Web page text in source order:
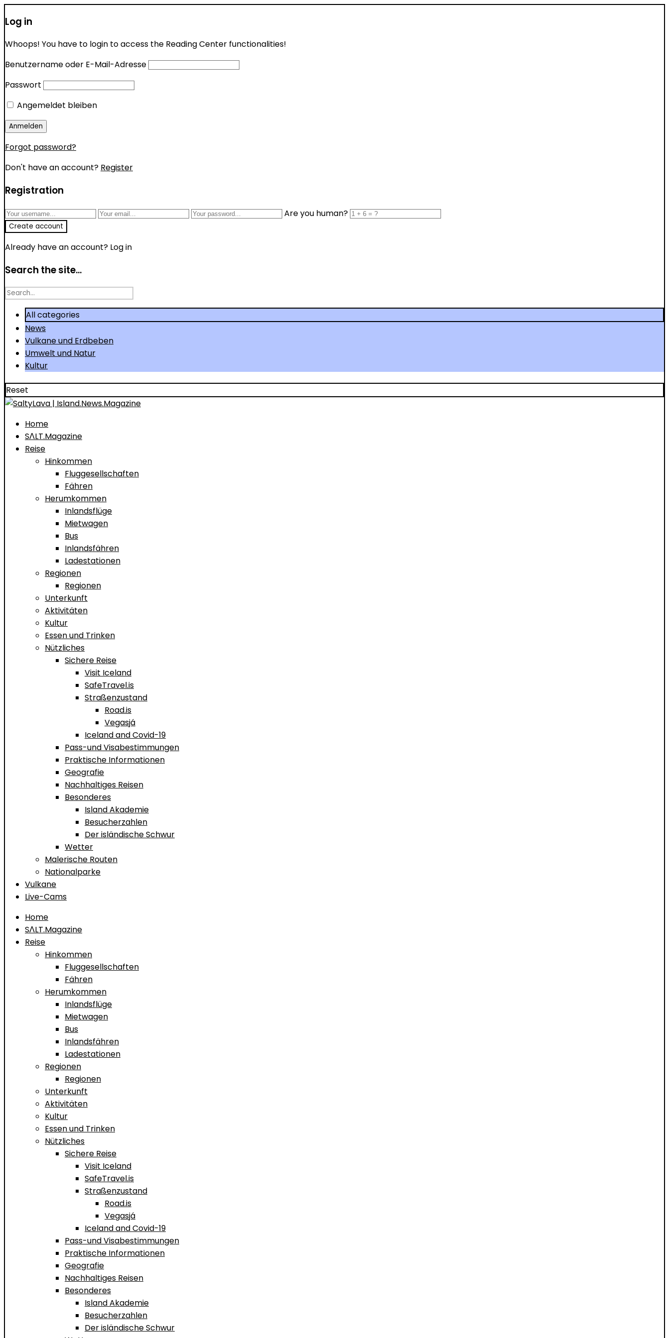
Log in
Whoops! You have to login to access the Reading Center functionalities!
Benutzername oder E-Mail-Adresse
Passwort
Angemeldet bleiben
Forgot password?
Don't have an account? Register
Registration
Are you human?
Already have an account? Log in
Search the site...
Search
All categories
News
Vulkane und Erdbeben
Umwelt und Natur
Kultur
Reset
Home
SΛLT.Magazine
Reise
Hinkommen
Fluggesellschaften
Fähren
Herumkommen
Inlandsflüge
Mietwagen
Bus
Inlandsfähren
Ladestationen
Regionen
Regionen
Unterkunft
Aktivitäten
Kultur
Essen und Trinken
Nützliches
Sichere Reise
Visit Iceland
SafeTravel.is
Straßenzustand
Road.is
Vegasjá
Iceland and Covid-19
Pass-und Visabestimmungen
Praktische Informationen
Geografie
Nachhaltiges Reisen
Besonderes
Island Akademie
Besucherzahlen
Der isländische Schwur
Wetter
Malerische Routen
Nationalparke
Vulkane
Live-Cams
Home
SΛLT.Magazine
Reise
Hinkommen
Fluggesellschaften
Fähren
Herumkommen
Inlandsflüge
Mietwagen
Bus
Inlandsfähren
Ladestationen
Regionen
Regionen
Unterkunft
Aktivitäten
Kultur
Essen und Trinken
Nützliches
Sichere Reise
Visit Iceland
SafeTravel.is
Straßenzustand
Road.is
Vegasjá
Iceland and Covid-19
Pass-und Visabestimmungen
Praktische Informationen
Geografie
Nachhaltiges Reisen
Besonderes
Island Akademie
Besucherzahlen
Der isländische Schwur